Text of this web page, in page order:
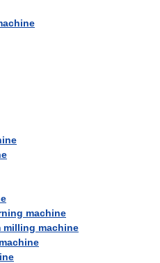
machine
machine